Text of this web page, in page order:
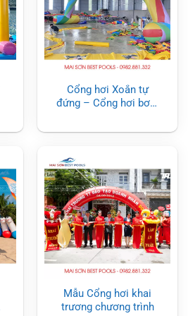
Cổng hơi Xoắn tự
đứng – Cổng hơi bơm
Mẫu Cổng hơi khai
trương chương trình